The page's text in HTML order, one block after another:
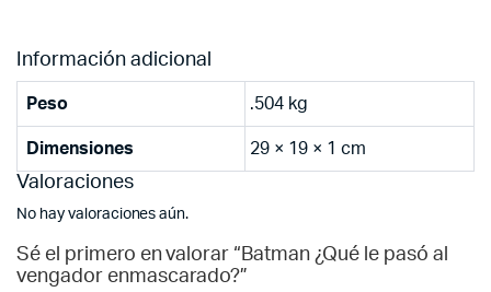
Información adicional
Peso .504 kg
Dimensiones 29 × 19 × 1 cm
Valoraciones
No hay valoraciones aún.
Sé el primero en valorar “Batman ¿Qué le pasó al
vengador enmascarado?”